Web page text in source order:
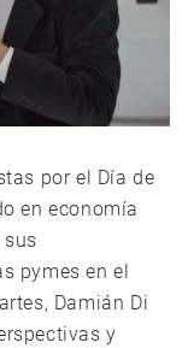
por el Día de
en economía
pymes en el
Damián Di
y